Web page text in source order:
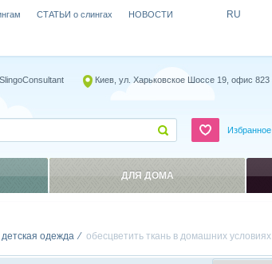
одежда обесцветить ткань в домашних условиях
СТАТЬИ о слингах НОВОСТИ RU
SlingoConsultant Киев, ул. Харьковское Шоссе 19, офис 823
Избранное
ДЛЯ ДОМА